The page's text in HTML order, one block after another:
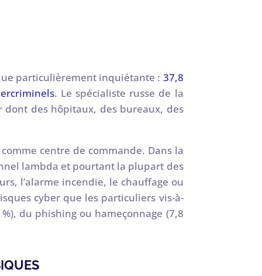
particulièrement inquiétante : 37,8
. Le spécialiste russe de la
des hôpitaux, des bureaux, des
centre de commande. Dans la
lambda et pourtant la plupart des
l’alarme incendie, le chauffage ou
cyber que les particuliers vis-à-
du phishing ou hameçonnage (7,8